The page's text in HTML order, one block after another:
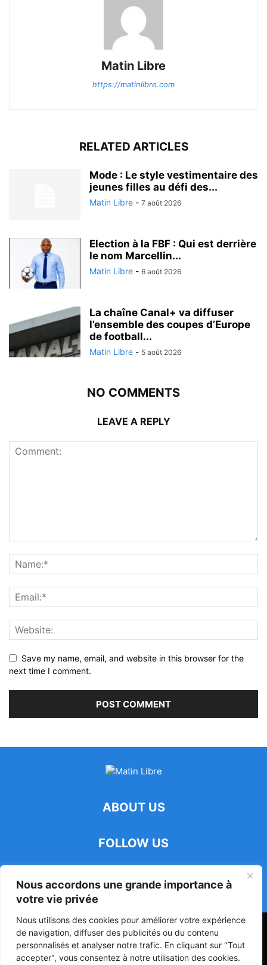
Nous accordons une grande importance à
votre vie privée
Nous utilisons des cookies pour améliorer votre expérience
de navigation, diffuser des publicités ou du contenu
personnalisés et analyser notre trafic. En cliquant sur "Tout
accepter", vous consentez à notre utilisation des cookies.
Matin Libre
https://matinlibre.com
RELATED ARTICLES
Mode : Le style vestimentaire des
jeunes filles au défi des...
Matin Libre - 7 août 2026
Election à la FBF : Qui est derrière
le nom Marcellin...
Matin Libre - 6 août 2026
La chaîne Canal+ va diffuser
l’ensemble des coupes d’Europe
de football...
Matin Libre - 5 août 2026
NO COMMENTS
LEAVE A REPLY
Save my name, email, and website in this browser for the
next time I comment.
ABOUT US
FOLLOW US
47ᵉ Assemblée Mondiale sur la Protection de la Vie Privée: Me
Luciano Hounkponou représente le Bénin à Séoul